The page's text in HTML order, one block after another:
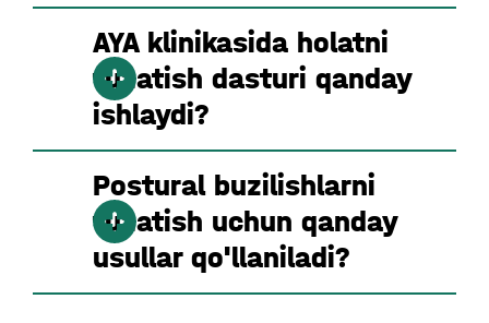
AYA klinikasida holatni
tuzatish dasturi qanday
ishlaydi?
Postural buzilishlarni
tuzatish uchun qanday
usullar qo'llaniladi?